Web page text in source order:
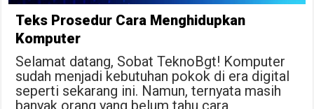
Teks Prosedur Cara Menghidupkan
Komputer
Selamat datang, Sobat TeknoBgt! Komputer
sudah menjadi kebutuhan pokok di era digital
seperti sekarang ini. Namun, ternyata masih